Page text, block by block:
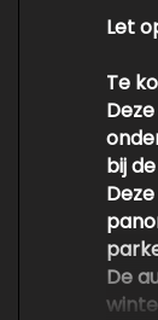
Let
Te
bij
De